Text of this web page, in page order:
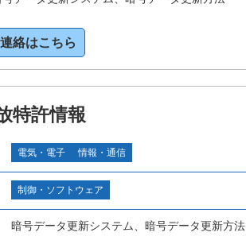
絡はこちら
特許情報
電気・電子 情報・通信
制御・ソフトウェア
暗号データ更新システム、暗号データ更新方法